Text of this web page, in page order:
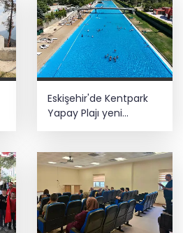
Eskişehir'de Kentpark
Yapay Plajı yeni
sezonda hizmete açıldı